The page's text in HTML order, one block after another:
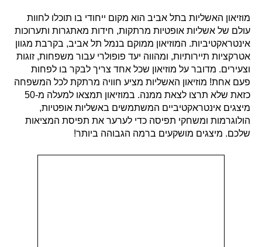
מוזיאון האשליות בתל אביב הוא מקום ייחודי בו תוכלו לחוות
עולם של אשליות אופטיות מרתקות, חידות מאתגרות ותערוכות
אינטראקטיביות. המוזיאון ממוקם בנמל תל אביב, בקרבת מגוון
אטרקציות תיירותיות, ומהווה יעד פופולרי עבור משפחות, זוגות
וצעירים. מדובר על מוזיאון שכל אחד צריך לבקר בו לפחות
פעם אחת! מוזיאון האשליות מציע חוויה מרתקת לכל המשפחה
כזאת שלא תרצו לצאת ממנה. במוזיאון תמצאו למעלה מ-50
מיצגים אינטראקטיביים המשתמשים באשליות אופטיות,
הולוגרמות ומשחקי תפיסה כדי לערער את תפיסת המציאות
שלכם. מיצגים מושקעים ברמה הגבוהה ביותר!